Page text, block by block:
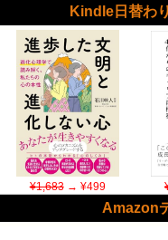
Kindle日替わ
¥1,683→ ¥499
Amazon